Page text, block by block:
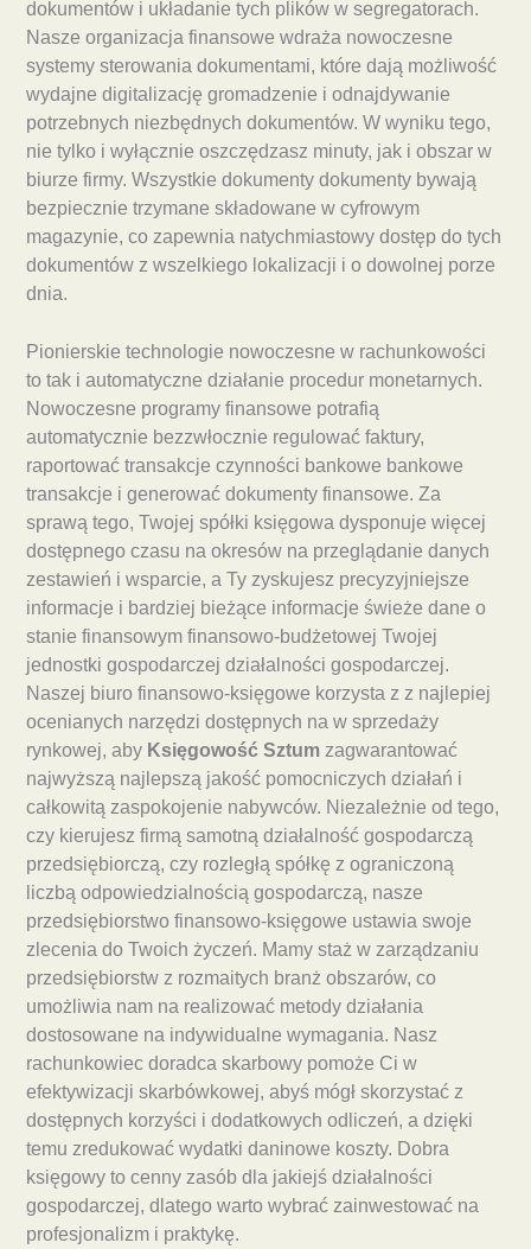
dokumentów i układanie tych plików w segregatorach.
Nasze organizacja finansowe wdraża nowoczesne
systemy sterowania dokumentami, które dają możliwość
wydajne digitalizację gromadzenie i odnajdywanie
potrzebnych niezbędnych dokumentów. W wyniku tego,
nie tylko i wyłącznie oszczędzasz minuty, jak i obszar w
biurze firmy. Wszystkie dokumenty dokumenty bywają
bezpiecznie trzymane składowane w cyfrowym
magazynie, co zapewnia natychmiastowy dostęp do tych
dokumentów z wszelkiego lokalizacji i o dowolnej porze
dnia.
Pionierskie technologie nowoczesne w rachunkowości
to tak i automatyczne działanie procedur monetarnych.
Nowoczesne programy finansowe potrafią
automatycznie bezzwłocznie regulować faktury,
raportować transakcje czynności bankowe bankowe
transakcje i generować dokumenty finansowe. Za
sprawą tego, Twojej spółki księgowa dysponuje więcej
dostępnego czasu na okresów na przeglądanie danych
zestawień i wsparcie, a Ty zyskujesz precyzyjniejsze
informacje i bardziej bieżące informacje świeże dane o
stanie finansowym finansowo-budżetowej Twojej
jednostki gospodarczej działalności gospodarczej.
Naszej biuro finansowo-księgowe korzysta z z najlepiej
ocenianych narzędzi dostępnych na w sprzedaży
rynkowej, aby Księgowość Sztum zagwarantować
najwyższą najlepszą jakość pomocniczych działań i
całkowitą zaspokojenie nabywców. Niezależnie od tego,
czy kierujesz firmą samotną działalność gospodarczą
przedsiębiorczą, czy rozległą spółkę z ograniczoną
liczbą odpowiedzialnością gospodarczą, nasze
przedsiębiorstwo finansowo-księgowe ustawia swoje
zlecenia do Twoich życzeń. Mamy staż w zarządzaniu
przedsiębiorstw z rozmaitych branż obszarów, co
umożliwia nam na realizować metody działania
dostosowane na indywidualne wymagania. Nasz
rachunkowiec doradca skarbowy pomoże Ci w
efektywizacji skarbówkowej, abyś mógł skorzystać z
dostępnych korzyści i dodatkowych odliczeń, a dzięki
temu zredukować wydatki daninowe koszty. Dobra
księgowy to cenny zasób dla jakiejś działalności
gospodarczej, dlatego warto wybrać zainwestować na
profesjonalizm i praktykę.